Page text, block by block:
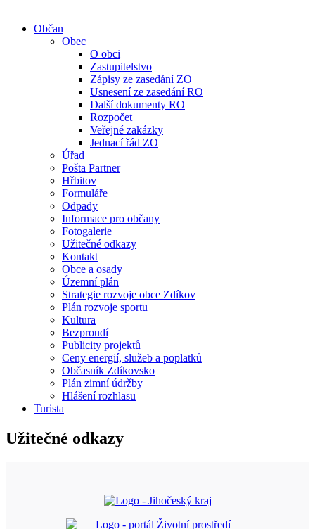
Občan
Obec
O obci
Zastupitelstvo
Zápisy ze zasedání ZO
Usnesení ze zasedání RO
Další dokumenty RO
Rozpočet
Veřejné zakázky
Jednací řád ZO
Úřad
Pošta Partner
Hřbitov
Formuláře
Odpady
Informace pro občany
Fotogalerie
Užitečné odkazy
Kontakt
Obce a osady
Územní plán
Strategie rozvoje obce Zdíkov
Plán rozvoje sportu
Kultura
Bezproudí
Publicity projektů
Ceny energií, služeb a poplatků
Občasník Zdíkovsko
Plán zimní údržby
Hlášení rozhlasu
Turista
Užitečné odkazy